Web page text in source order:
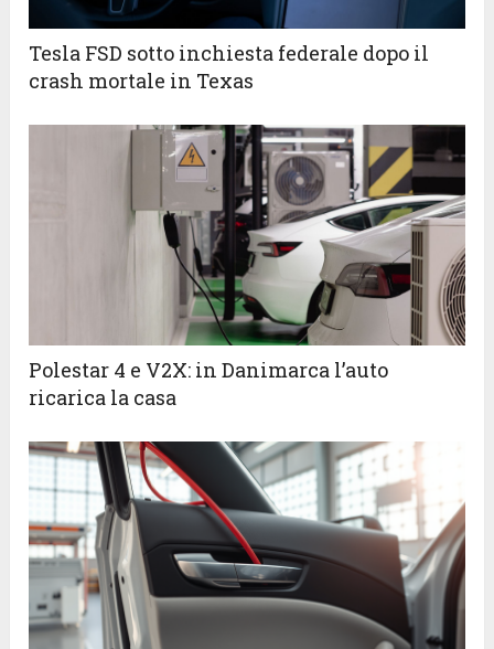
Tesla FSD sotto inchiesta federale dopo il
crash mortale in Texas
Polestar 4 e V2X: in Danimarca l’auto
ricarica la casa